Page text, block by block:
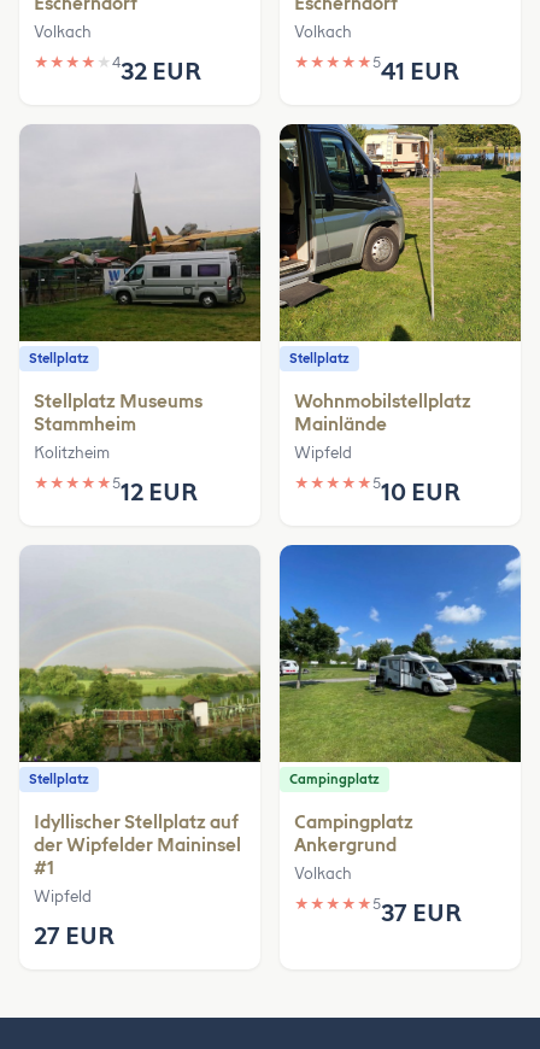
Volkach
★ ★ ★ ★ ★ 432 EUR
Volkach
★ ★ ★ ★ ★541 EUR
Stellplatz
Stellplatz Museums
Stammheim
Kolitzheim
★ ★ ★ ★ ★512 EUR
Stellplatz
Wohnmobilstellplatz
Mainlände
Wipfeld
★ ★ ★ ★ ★510 EUR
Stellplatz
Idyllischer Stellplatz auf
der Wipfelder Maininsel
#1
Wipfeld
27 EUR
Campingplatz
Campingplatz
Ankergrund
Volkach
★ ★ ★ ★ ★537 EUR